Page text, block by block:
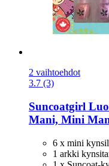
2 vaihtoehdot
3.7 (3)
Suncoatgirl
Mani, Mini
6 x mini
1 arkki